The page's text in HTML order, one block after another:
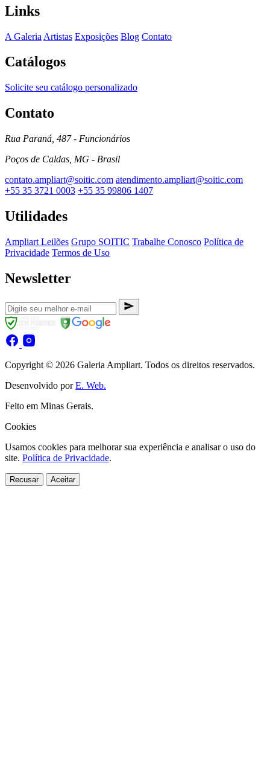
Links
A Galeria Artistas Exposições Blog Contato
Catálogos
Solicite seu catálogo personalizado
Contato
Rua Paraná, 487 - Funcionários
Poços de Caldas, MG - Brasil
contato.ampliart@soitic.com atendimento.ampliart@soitic.com
+55 35 3721 0003 +55 35 99806 1407
Utilidades
Ampliart Leilões Grupo SOITIC Trabalhe Conosco Política de
Privacidade Termos de Uso
Newsletter
Copyright © 2026 Galeria Ampliart. Todos os direitos reservados.
Desenvolvido porE. Web.
Feito em Minas Gerais.
Cookies
Usamos cookies para melhorar sua experiência e analisar o uso do
site. Política de Privacidade.
Recusar Aceitar